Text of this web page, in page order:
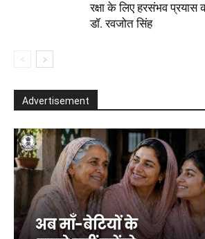
रक्षा के लिए हरसंभव प्रयास
डॉ. रवजोत सिंह
Advertisement